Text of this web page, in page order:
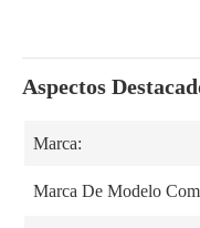
Aspectos
Marca:
Marca De Modelo